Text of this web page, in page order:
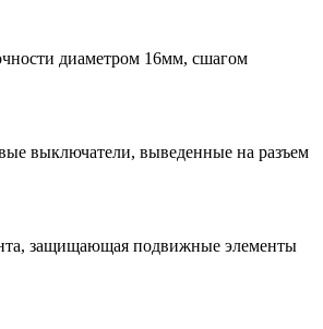
диаметром 16мм, сшагом
выключатели, выведенные на разъем
защищающая подвижные элементы